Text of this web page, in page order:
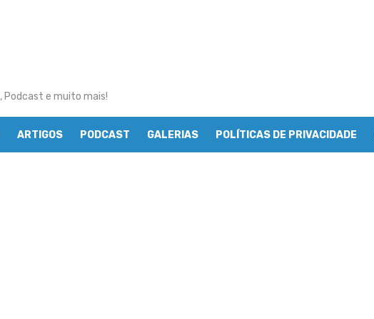
Podcast e muito mais!
ARTIGOS PODCAST GALERIAS POLÍTICAS DE PRIVACIDADE